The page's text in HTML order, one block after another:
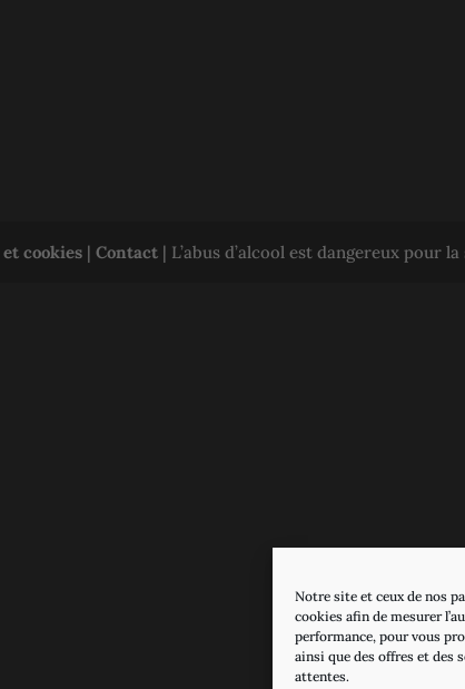
Notre site et ceux de nos
cookies afin de mesurer
performance, pour vous
ainsi que des offres et des
attentes.
cookies |Contact | L’abus d’alcool est dangereux pour